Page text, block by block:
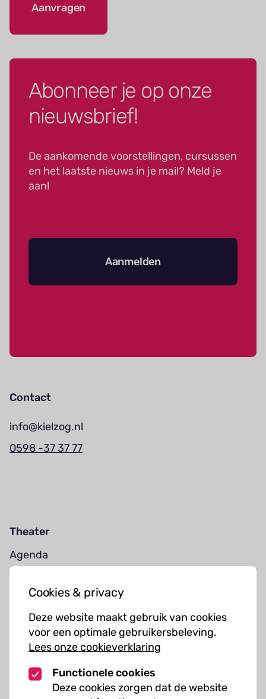
Cookies & privacy
Deze website maakt gebruik van cookies
voor een optimale gebruikersbeleving.
Lees onze cookieverklaring
Functionele cookies
Deze cookies zorgen dat de website
Aanvragen
Abonneer je op onze
nieuwsbrief!
De aankomende voorstellingen, cursussen
en het laatste nieuws in je mail? Meld je
aan!
Aanmelden
Contact
info@kielzog.nl
0598 -37 37 77
Theater
Agenda
Muziekcursussen
Kunst cursussen
Over ons